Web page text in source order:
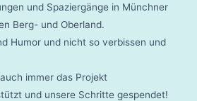
und Spaziergänge in Münchner
Berg- und Oberland.
Humor und nicht so verbissen und
immer das Projekt
und unsere Schritte gespendet!